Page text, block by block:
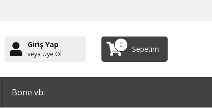
Giriş Yap
veya Üye Ol
0 Sepetim
Bone vb.